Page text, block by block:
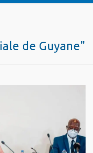
de Guyane"